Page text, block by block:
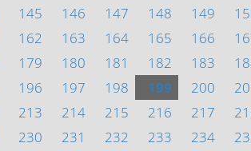
145 146 147 148 149
162 163 164 165 166
179 180 181 182 183
196 197 198 199 200
213 214 215 216 217
230 231 232 233 234